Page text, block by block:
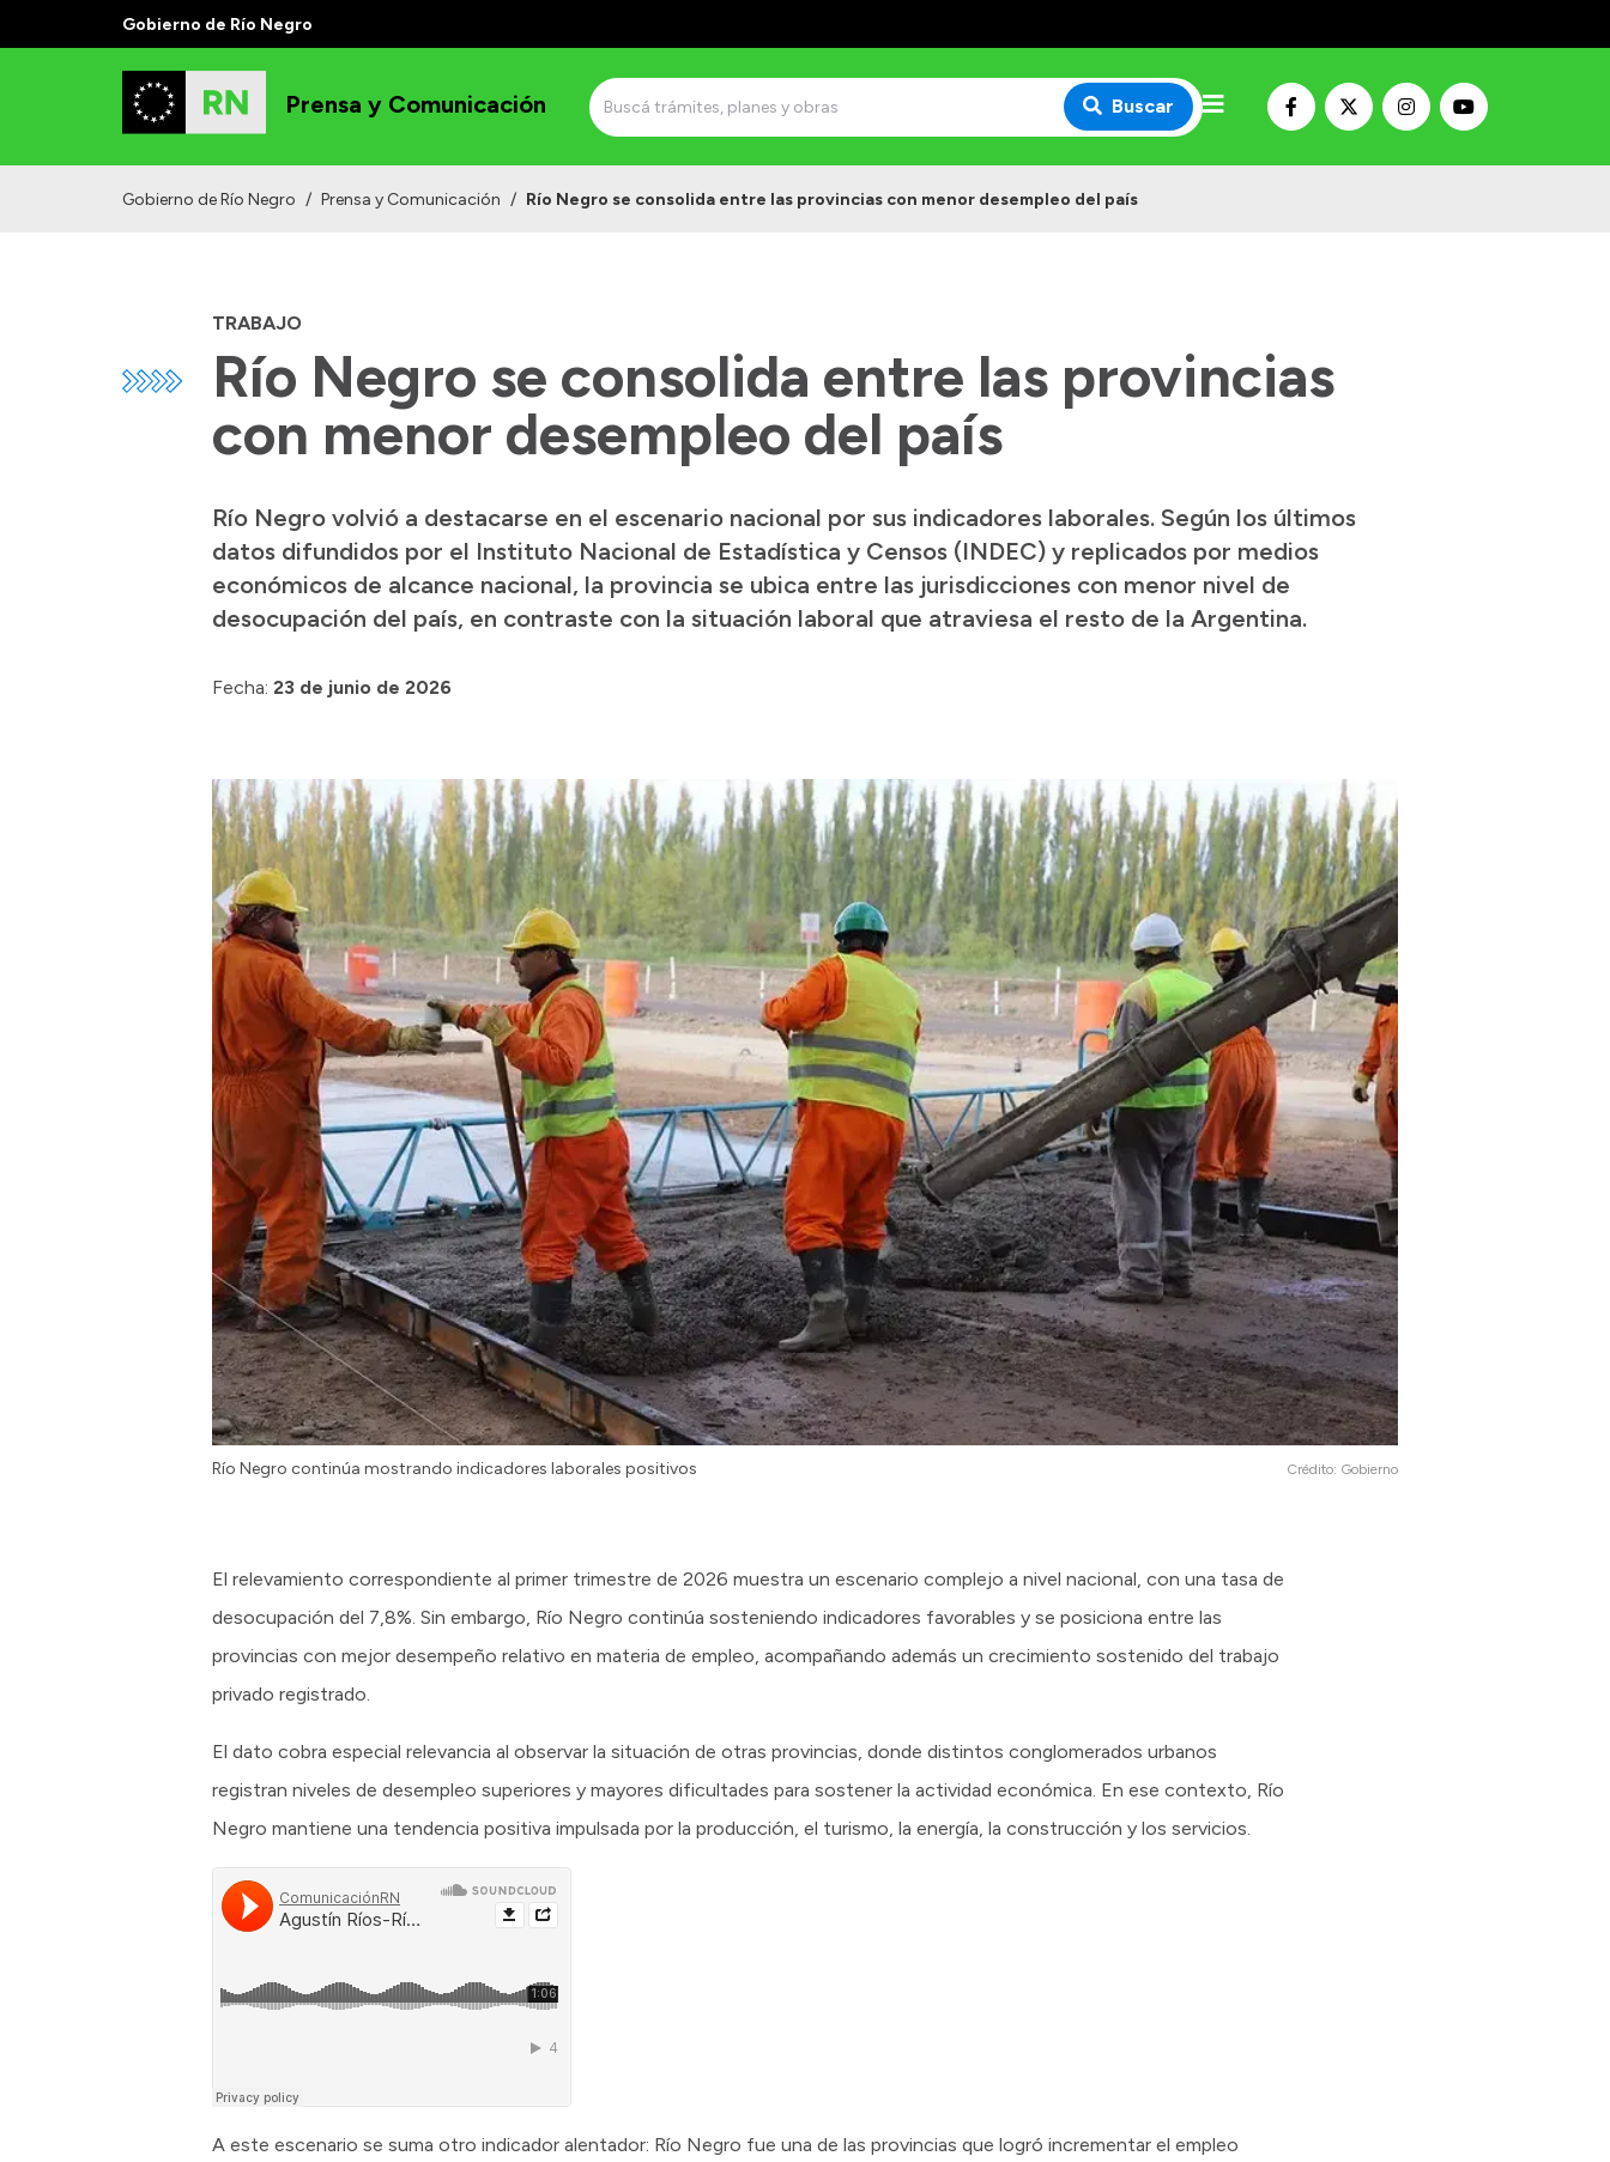
Gobierno de Río Negro
Prensa y Comunicación Buscar
Gobierno de Río Negro / Prensa y Comunicación / Río Negro se consolida entre las provincias con menor desempleo del país
TRABAJO
Río Negro se consolida entre las provincias
con menor desempleo del país
Río Negro volvió a destacarse en el escenario nacional por sus indicadores laborales. Según los últimos
datos difundidos por el Instituto Nacional de Estadística y Censos (INDEC) y replicados por medios
económicos de alcance nacional, la provincia se ubica entre las jurisdicciones con menor nivel de
desocupación del país, en contraste con la situación laboral que atraviesa el resto de la Argentina.
Fecha: 23 de junio de 2026
Río Negro continúa mostrando indicadores laborales positivos Crédito: Gobierno
El relevamiento correspondiente al primer trimestre de 2026 muestra un escenario complejo a nivel nacional, con una tasa de
desocupación del 7,8%. Sin embargo, Río Negro continúa sosteniendo indicadores favorables y se posiciona entre las
provincias con mejor desempeño relativo en materia de empleo, acompañando además un crecimiento sostenido del trabajo
privado registrado.
El dato cobra especial relevancia al observar la situación de otras provincias, donde distintos conglomerados urbanos
registran niveles de desempleo superiores y mayores dificultades para sostener la actividad económica. En ese contexto, Río
Negro mantiene una tendencia positiva impulsada por la producción, el turismo, la energía, la construcción y los servicios.
A este escenario se suma otro indicador alentador: Río Negro fue una de las provincias que logró incrementar el empleo